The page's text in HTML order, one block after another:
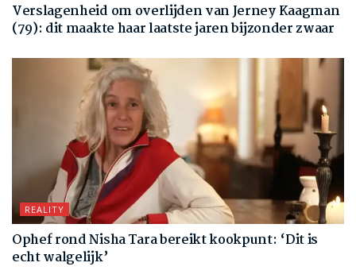
Verslagenheid om overlijden van Jerney Kaagman
(79): dit maakte haar laatste jaren bijzonder zwaar
REALITY
Ophef rond Nisha Tara bereikt kookpunt: ‘Dit is
echt walgelijk’